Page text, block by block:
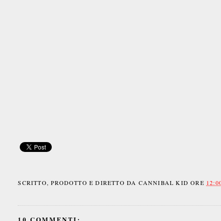
SCRITTO, PRODOTTO E DIRETTO DA CANNIBAL KID ORE